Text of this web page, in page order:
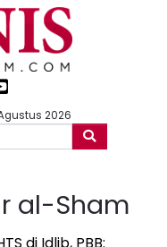
2026
al-Sham
di Idlib, PBB: